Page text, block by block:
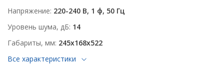
Напряжение 220-240 В, 1 ф, 50 Гц
Уровень шума, дБ 14
Габариты, мм 245x168x522
Все характеристики